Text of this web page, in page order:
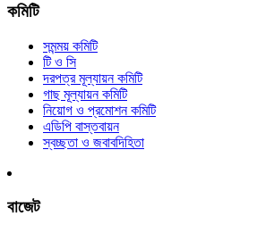
কমিটি
সমন্ময় কমিটি
টি ও সি
দরপত্র মূল্যায়ন কমিটি
গাছ মূল্যায়ন কমিটি
নিয়োগ ও প্রমোশন কমিটি
এডিপি বাস্তবায়ন
স্বচ্ছতা ও জবাবদিহিতা
বাজেট